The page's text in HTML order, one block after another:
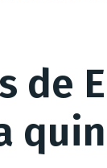
de